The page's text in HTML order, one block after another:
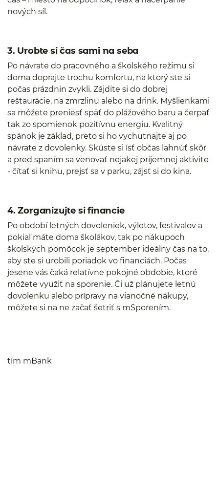
nových síl.
3. Urobte si čas sami na seba
Po návrate do pracovného a školského režimu si
doma doprajte trochu komfortu, na ktorý ste si
počas prázdnin zvykli. Zájdite si do dobrej
reštaurácie, na zmrzlinu alebo na drink. Myšlienkami
sa môžete preniesť späť do plážového baru a čerpať
tak zo spomienok pozitívnu energiu. Kvalitný
spánok je základ, preto si ho vychutnajte aj po
návrate z dovolenky. Skúste si ísť občas ľahnúť skôr
a pred spaním sa venovať nejakej príjemnej aktivite
- čítať si knihu, prejsť sa v parku, zájsť si do kina.
4. Zorganizujte si financie
Po období letných dovoleniek, výletov, festivalov a
pokiaľ máte doma školákov, tak po nákupoch
školských pomôcok je september ideálny čas na to,
aby ste si urobili poriadok vo financiách. Počas
jesene vás čaká relatívne pokojné obdobie, ktoré
môžete využiť na sporenie. Či už plánujete letnú
dovolenku alebo prípravy na vianočné nákupy,
môžete si na ne začať šetriť s mSporením.
tím mBank